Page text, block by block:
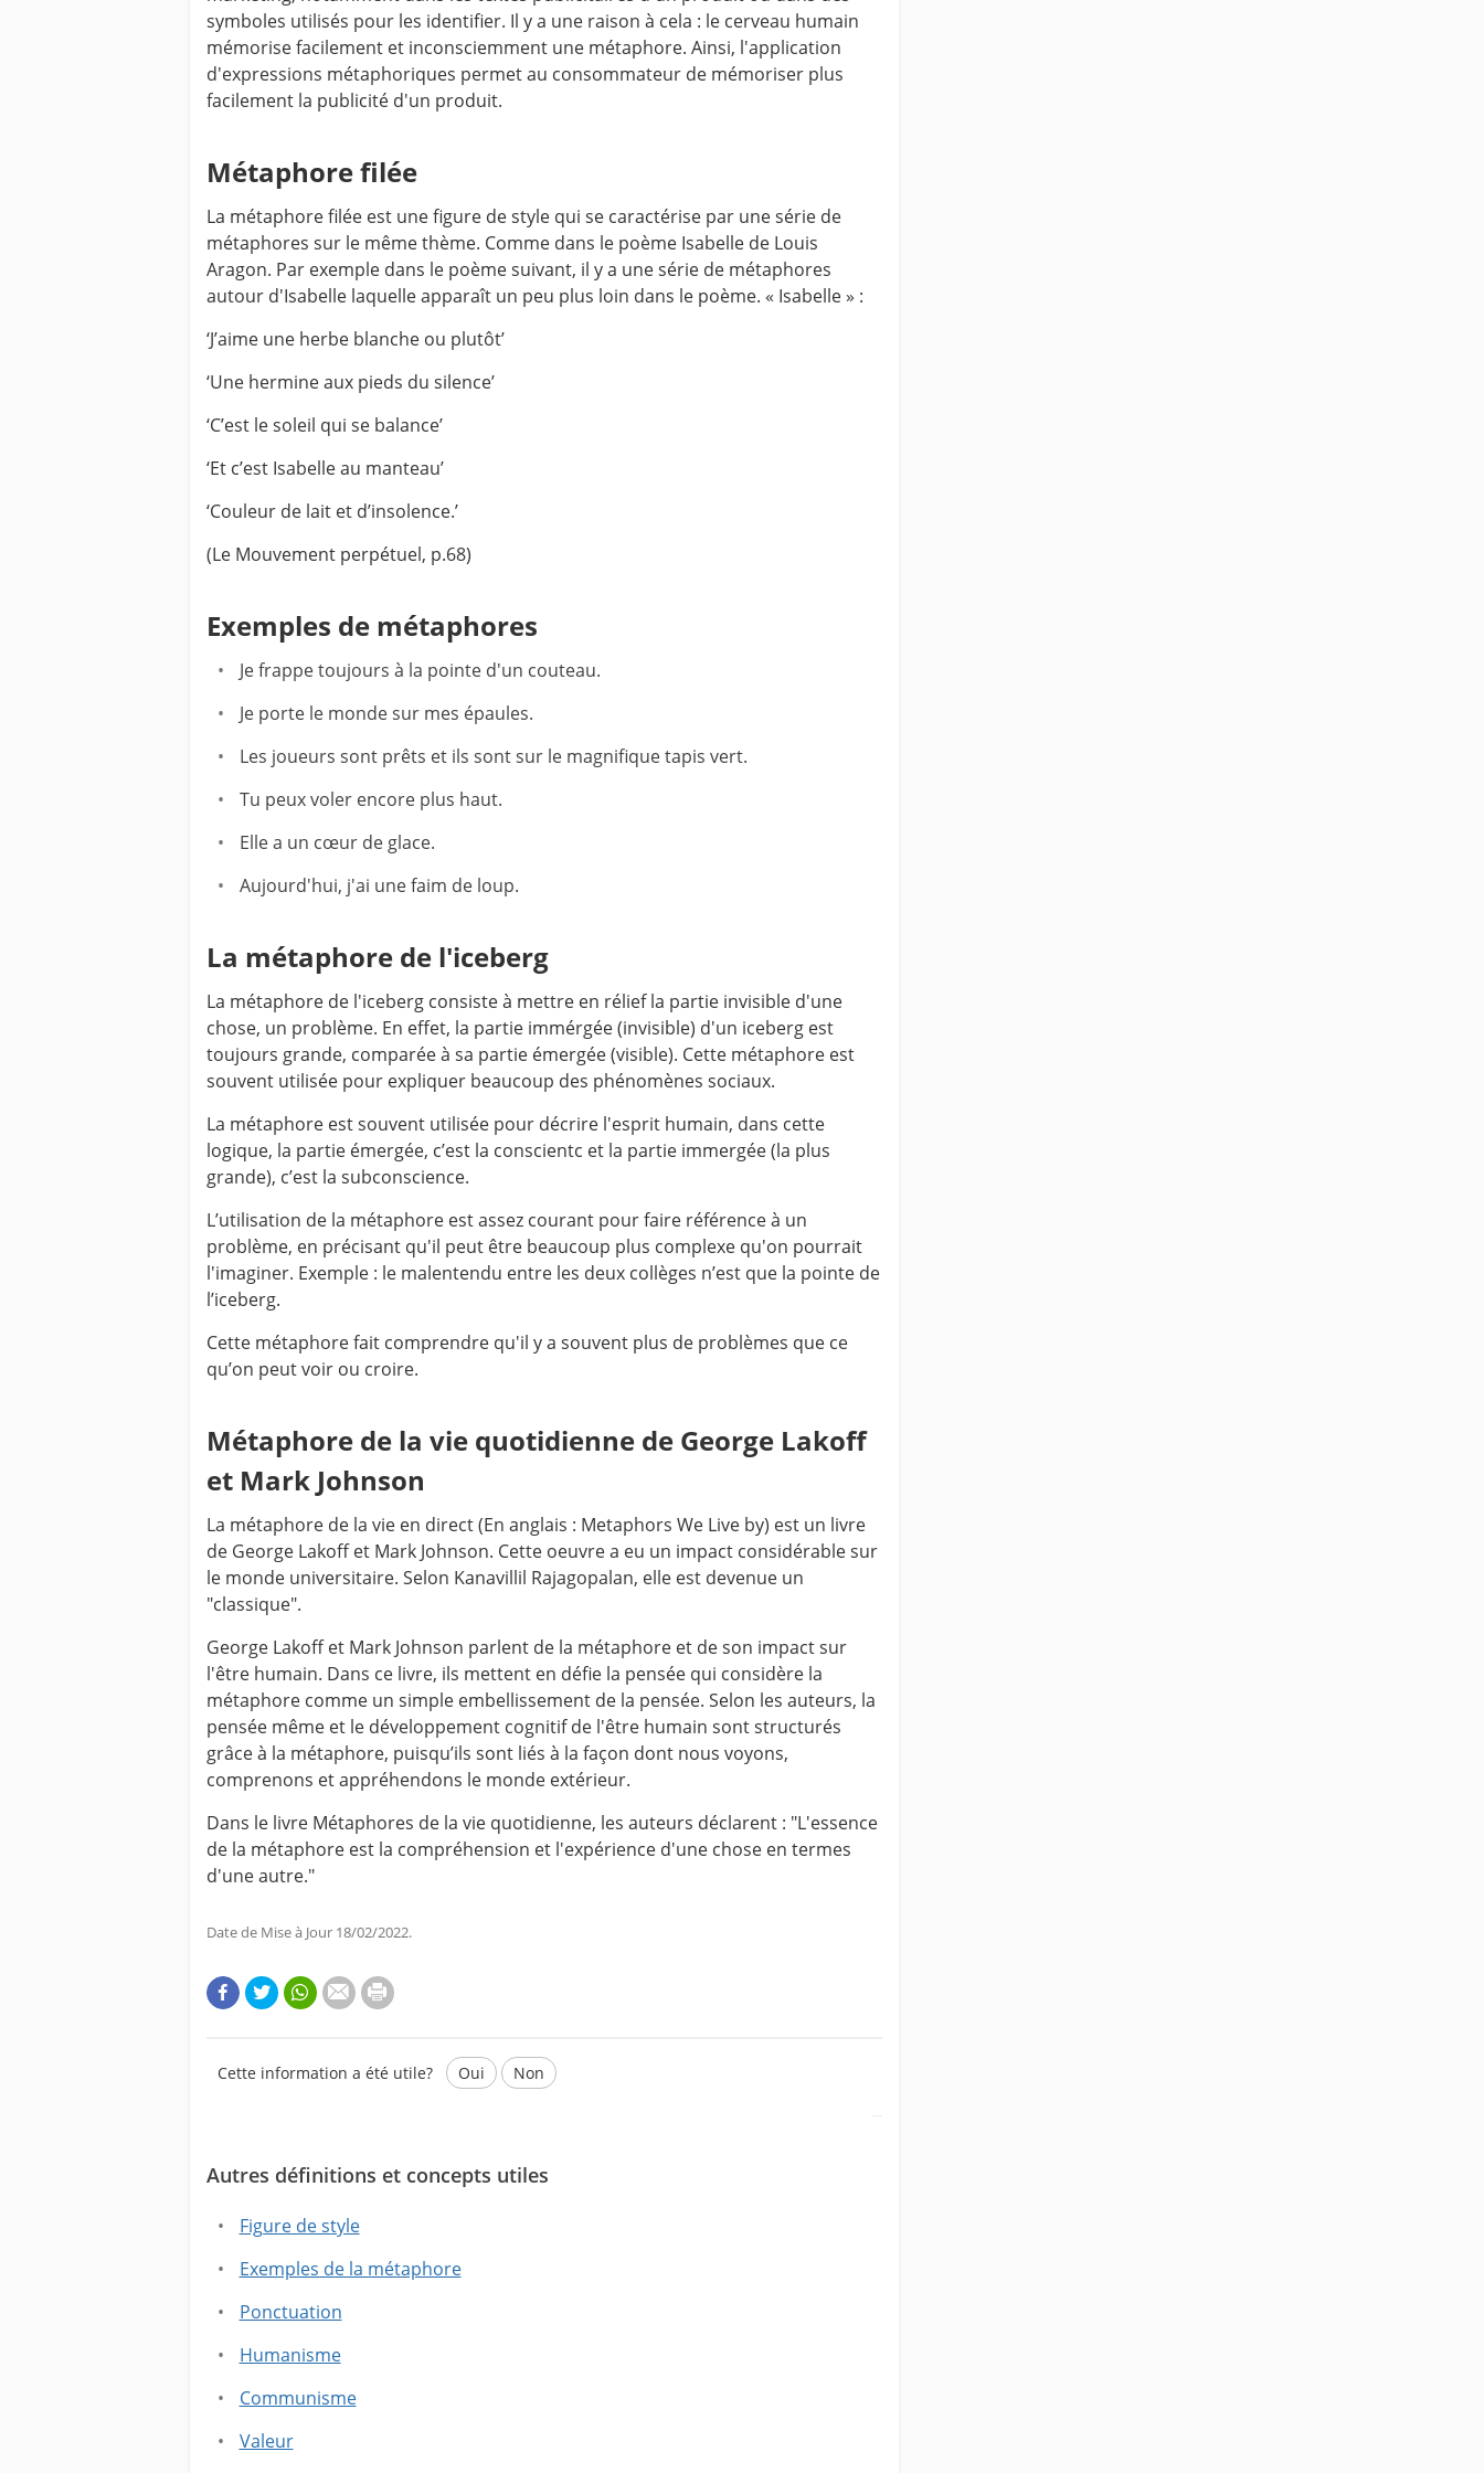
symboles utilisés pour les identifier. Il y a une raison à cela : le cerveau humain
mémorise facilement et inconsciemment une métaphore. Ainsi, l'application
d'expressions métaphoriques permet au consommateur de mémoriser plus
facilement la publicité d'un produit.
Métaphore filée
La métaphore filée est une figure de style qui se caractérise par une série de
métaphores sur le même thème. Comme dans le poème Isabelle de Louis
Aragon. Par exemple dans le poème suivant, il y a une série de métaphores
autour d'Isabelle laquelle apparaît un peu plus loin dans le poème. « Isabelle » :
‘J’aime une herbe blanche ou plutôt’
‘Une hermine aux pieds du silence’
‘C’est le soleil qui se balance’
‘Et c’est Isabelle au manteau’
‘Couleur de lait et d’insolence.’
(Le Mouvement perpétuel, p.68)
Exemples de métaphores
Je frappe toujours à la pointe d'un couteau.
Je porte le monde sur mes épaules.
Les joueurs sont prêts et ils sont sur le magnifique tapis vert.
Tu peux voler encore plus haut.
Elle a un cœur de glace.
Aujourd'hui, j'ai une faim de loup.
La métaphore de l'iceberg
La métaphore de l'iceberg consiste à mettre en rélief la partie invisible d'une
chose, un problème. En effet, la partie immérgée (invisible) d'un iceberg est
toujours grande, comparée à sa partie émergée (visible). Cette métaphore est
souvent utilisée pour expliquer beaucoup des phénomènes sociaux.
La métaphore est souvent utilisée pour décrire l'esprit humain, dans cette
logique, la partie émergée, c’est la conscientc et la partie immergée (la plus
grande), c’est la subconscience.
L’utilisation de la métaphore est assez courant pour faire référence à un
problème, en précisant qu'il peut être beaucoup plus complexe qu'on pourrait
l'imaginer. Exemple : le malentendu entre les deux collèges n’est que la pointe de
l’iceberg.
Cette métaphore fait comprendre qu'il y a souvent plus de problèmes que ce
qu’on peut voir ou croire.
Métaphore de la vie quotidienne de George Lakoff
et Mark Johnson
La métaphore de la vie en direct (En anglais : Metaphors We Live by) est un livre
de George Lakoff et Mark Johnson. Cette oeuvre a eu un impact considérable sur
le monde universitaire. Selon Kanavillil Rajagopalan, elle est devenue un
"classique".
George Lakoff et Mark Johnson parlent de la métaphore et de son impact sur
l'être humain. Dans ce livre, ils mettent en défie la pensée qui considère la
métaphore comme un simple embellissement de la pensée. Selon les auteurs, la
pensée même et le développement cognitif de l'être humain sont structurés
grâce à la métaphore, puisqu’ils sont liés à la façon dont nous voyons,
comprenons et appréhendons le monde extérieur.
Dans le livre Métaphores de la vie quotidienne, les auteurs déclarent : "L'essence
de la métaphore est la compréhension et l'expérience d'une chose en termes
d'une autre."
Date de Mise à Jour 18/02/2022.
Cette information a été utile? Oui Non
Ce texte contient des informations erronées.
Ce texte ne contient pas les informations que vous cherchez.
Autres définitions et concepts utiles
Figure de style
Exemples de la métaphore
Ponctuation
Humanisme
Communisme
Valeur